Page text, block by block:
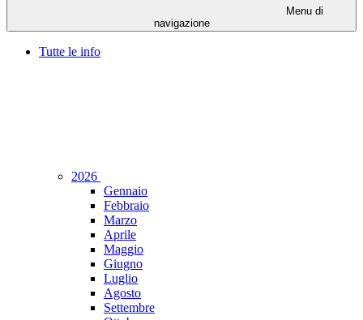
Menu di
navigazione
Tutte le info
2026
Gennaio
Febbraio
Marzo
Aprile
Maggio
Giugno
Luglio
Agosto
Settembre